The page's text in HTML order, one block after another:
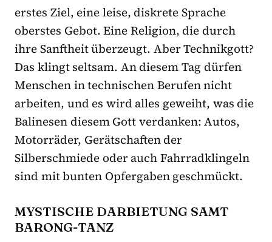
erstes Ziel, eine leise, diskrete Sprache
oberstes Gebot. Eine Religion, die durch
ihre Sanftheit überzeugt. Aber Technikgott?
Das klingt seltsam. An diesem Tag dürfen
Menschen in technischen Berufen nicht
arbeiten, und es wird alles geweiht, was die
Balinesen diesem Gott verdanken: Autos,
Motorräder, Gerätschaften der
Silberschmiede oder auch Fahrradklingeln
sind mit bunten Opfergaben geschmückt.
MYSTISCHE DARBIETUNG SAMT
BARONG-TANZ